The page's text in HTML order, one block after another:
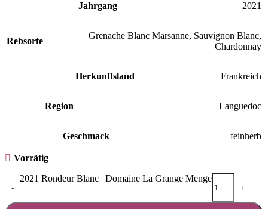
Jahrgang 2021
Rebsorte
Grenache Blanc Marsanne, Sauvignon Blanc,
Chardonnay
Herkunftsland Frankreich
Region Languedoc
Geschmack feinherb
Vorrätig
-
2021 Rondeur Blanc | Domaine La Grange Menge
+